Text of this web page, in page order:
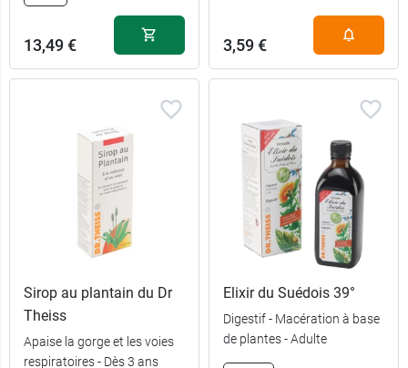
13,49 € 3,59 €
Sirop au plantain du Dr
Theiss
Apaise la gorge et les voies
respiratoires - Dès 3 ans
Elixir du Suédois 39°
Digestif - Macération à base
de plantes - Adulte